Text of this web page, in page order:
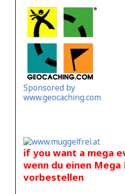
Sponsored by
www.geocaching.com
if you want a mega
wenn du einen
vorbestellen